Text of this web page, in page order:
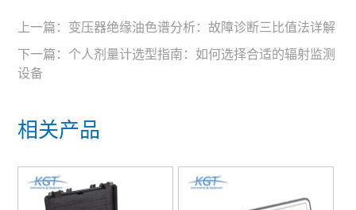
上一篇： 变压器绝缘油色谱分析：故障诊断三比值法详解
下一篇： 个人剂量计选型指南：如何选择合适的辐射监测
设备
相关产品